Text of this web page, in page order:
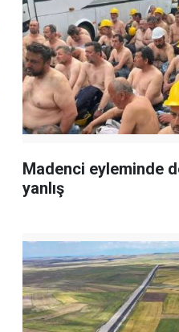
Madenci eyleminde
yanlış